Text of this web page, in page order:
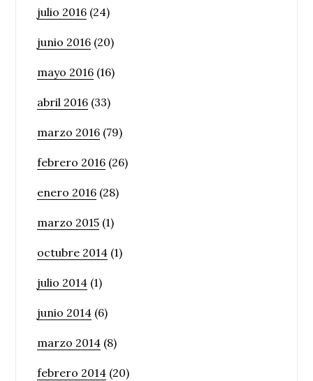
julio 2016 (24)
junio 2016 (20)
mayo 2016 (16)
abril 2016 (33)
marzo 2016 (79)
febrero 2016 (26)
enero 2016 (28)
marzo 2015 (1)
octubre 2014 (1)
julio 2014 (1)
junio 2014 (6)
marzo 2014 (8)
febrero 2014 (20)